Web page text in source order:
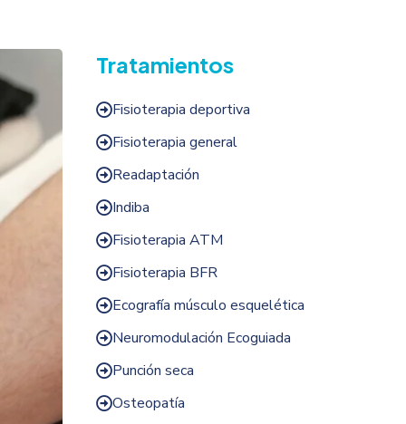
Tratamientos
Fisioterapia deportiva
Fisioterapia general
Readaptación
Indiba
Fisioterapia ATM
Fisioterapia BFR
Ecografía músculo esquelética
Neuromodulación Ecoguiada
Punción seca
Osteopatía